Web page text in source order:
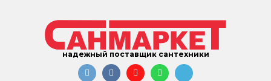
надежный поставщик сантехники